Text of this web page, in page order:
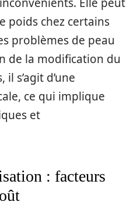
poids chez certains
problèmes de peau
de la modification du
s’agit d’une
ce qui implique
et
: facteurs